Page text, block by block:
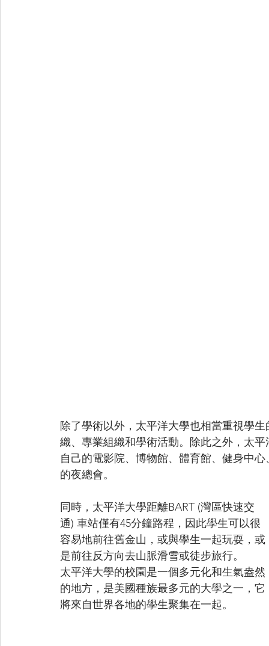
除了學術以外，太平洋大學也相當重視學
織、專業組織和學術活動。除此之外，太
自己的電影院、博物館、體育館、健身中
的夜總會。
同時，太平洋大學距離BART (灣區快速交
通) 車站僅有45分鐘路程，因此學生可以很
容易地前往舊金山，或與學生一起玩耍，或
是前往反方向去山脈滑雪或徒步旅行。
太平洋大學的校園是一個多元化和生氣盎然
的地方，是美國種族最多元的大學之一，它
將來自世界各地的學生聚集在一起。